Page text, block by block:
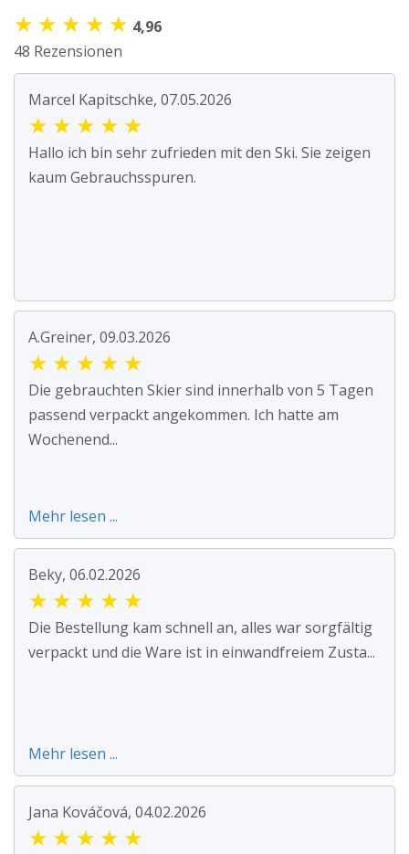
★ ★ ★ ★ ★ 4,96
48 Rezensionen
Marcel Kapitschke, 07.05.2026
★ ★ ★ ★ ★
Hallo ich bin sehr zufrieden mit den Ski. Sie zeigen
kaum Gebrauchsspuren.
A.Greiner, 09.03.2026
★ ★ ★ ★ ★
Die gebrauchten Skier sind innerhalb von 5 Tagen
passend verpackt angekommen. Ich hatte am
Wochenend...
Mehr lesen ...
Beky, 06.02.2026
★ ★ ★ ★ ★
Die Bestellung kam schnell an, alles war sorgfältig
verpackt und die Ware ist in einwandfreiem Zusta...
Mehr lesen ...
Jana Kováčová, 04.02.2026
★ ★ ★ ★ ★